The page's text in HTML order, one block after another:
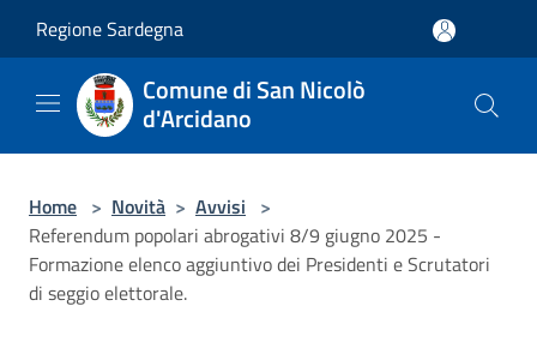
Regione Sardegna
Comune di San Nicolò
d'Arcidano
Home > Novità > Avvisi >
Referendum popolari abrogativi 8/9 giugno 2025 -
Formazione elenco aggiuntivo dei Presidenti e Scrutatori
di seggio elettorale.